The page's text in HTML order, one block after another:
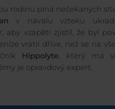
rodinu plná nečekaných
v návalu vzteku
vzápětí zjistil, že byl
vrátil dříve, než se na
Hippolyte, který má
je opravdový expert.